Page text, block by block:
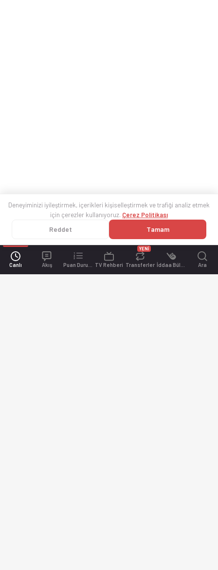
Canlı Akış TV Rehberi Transferler
YENİ
Ara
Deneyiminizi iyileştirmek, içerikleri kişiselleştirmek ve trafiği analiz etmek
için çerezler kullanıyoruz. Çerez Politikası
Reddet Tamam